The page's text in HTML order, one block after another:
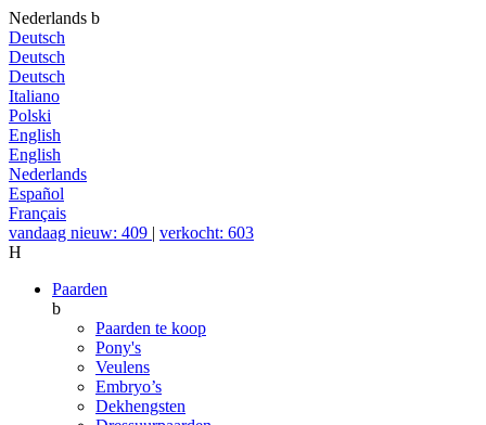
Nederlands b
Deutsch
Deutsch
Deutsch
Italiano
Polski
English
English
Nederlands
Español
Français
vandaag nieuw: 409 | verkocht: 603
H
Paarden
b
Paarden te koop
Pony's
Veulens
Embryo’s
Dekhengsten